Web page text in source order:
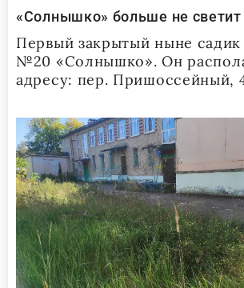
«Солнышко» больше не светит
Первый закрытый ныне
№20 «Солнышко». Он
адресу: пер. Пришоссейный,